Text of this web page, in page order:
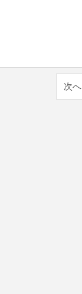
次へ